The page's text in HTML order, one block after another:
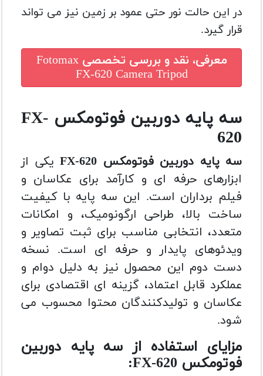
در این حالت نور حتی عمود بر زمین نیز می تواند
قرار گیرد.
معرفی، نقد و بررسی تخصصیFotomax
FX-620 Camera Tripod
سه پایه دوربین فوتومکس FX-
620
سه پایه دوربین فوتومکس FX-620
یکی از
ابزارهای حرفه ای و کارآمد برای عکاسان و
فیلم برداران است. این سه پایه با کیفیت
ساخت بالا، طراحی ارگونومیک، و امکانات
متعدد، انتخابی مناسب برای ثبت تصاویر و
ویدئوهای پایدار و حرفه ای است. نسخه
دست دوم این محصول نیز به دلیل دوام و
عملکرد قابل اعتماد، گزینه ای اقتصادی برای
عکاسان و تولیدکنندگان محتوا محسوب می
شود.
مزایای استفاده از سه پایه دوربین
فوتومکس FX-620: